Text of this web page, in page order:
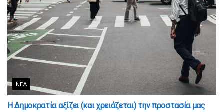
ΝΈΑ
Η Δημοκρατία αξίζει (και χρειάζεται) την προστασία μας